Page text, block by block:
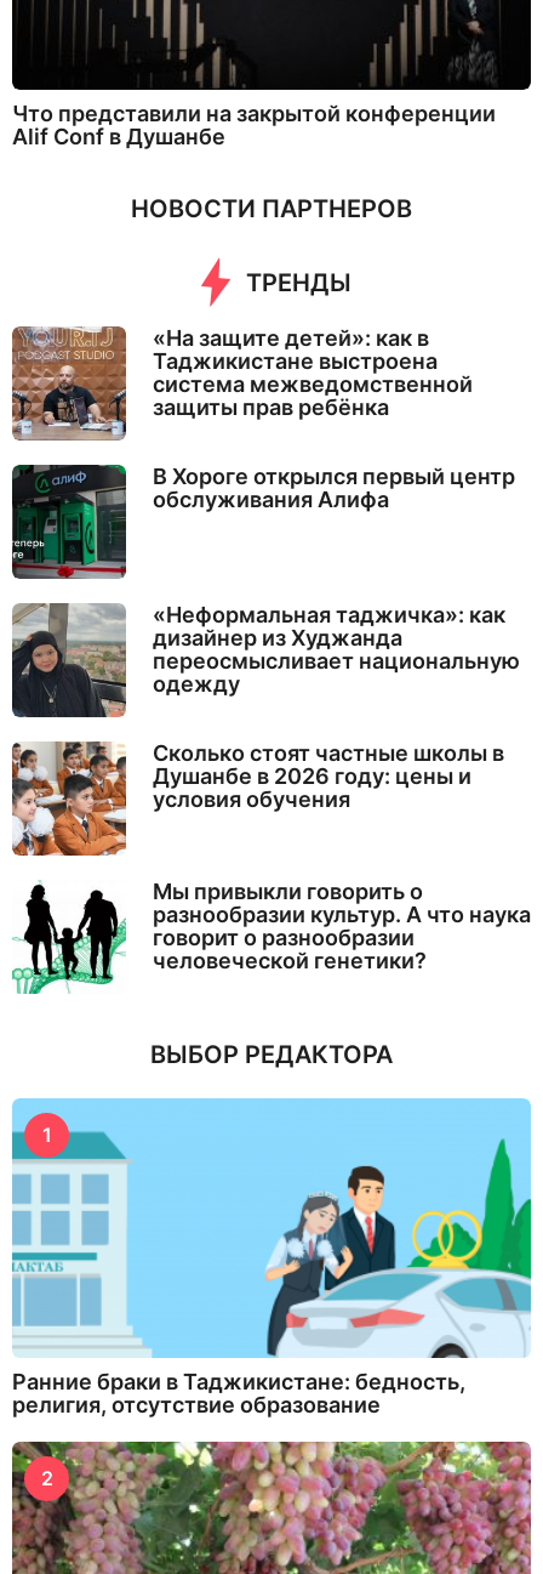
Что представили на закрытой конференции
Alif Conf в Душанбе
НОВОСТИ ПАРТНЕРОВ
ТРЕНДЫ
«На защите детей»: как в
Таджикистане выстроена
система межведомственной
защиты прав ребёнка
В Хороге открылся первый центр
обслуживания Алифа
«Неформальная таджичка»: как
дизайнер из Худжанда
переосмысливает национальную
одежду
Сколько стоят частные школы в
Душанбе в 2026 году: цены и
условия обучения
Мы привыкли говорить о
разнообразии культур. А что наука
говорит о разнообразии
человеческой генетики?
ВЫБОР РЕДАКТОРА
1
Ранние браки в Таджикистане: бедность,
религия, отсутствие образование
2